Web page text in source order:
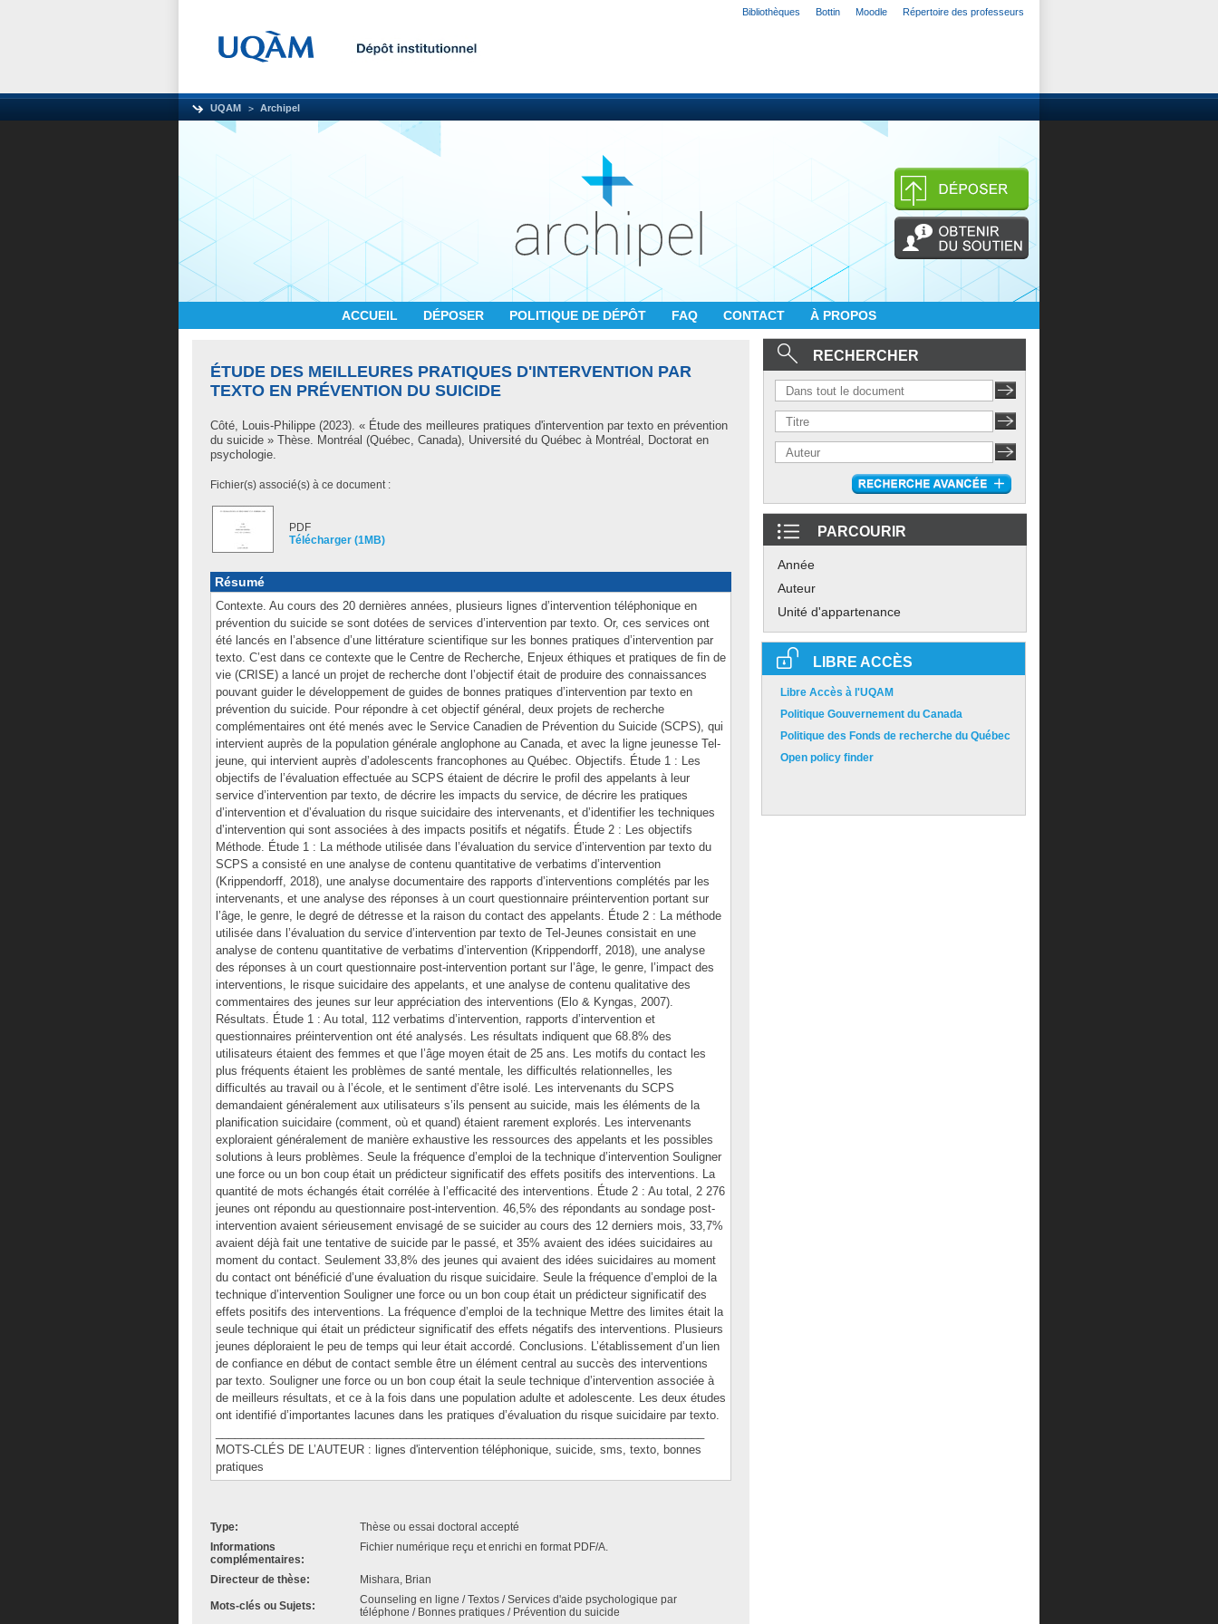
Bibliothèques Bottin Moodle Répertoire des professeurs
UQAM Archipel
ACCUEIL DÉPOSER POLITIQUE DE DÉPÔT FAQ CONTACT À PROPOS
ÉTUDE DES MEILLEURES PRATIQUES D'INTERVENTION PAR
TEXTO EN PRÉVENTION DU SUICIDE
Côté, Louis-Philippe (2023). « Étude des meilleures pratiques d'intervention par texto en prévention
du suicide » Thèse. Montréal (Québec, Canada), Université du Québec à Montréal, Doctorat en
psychologie.
Fichier(s) associé(s) à ce document :
PDF
Télécharger (1MB)
Résumé
Contexte. Au cours des 20 dernières années, plusieurs lignes d’intervention téléphonique en
prévention du suicide se sont dotées de services d’intervention par texto. Or, ces services ont
été lancés en l’absence d’une littérature scientifique sur les bonnes pratiques d’intervention par
texto. C’est dans ce contexte que le Centre de Recherche, Enjeux éthiques et pratiques de fin de
vie (CRISE) a lancé un projet de recherche dont l’objectif était de produire des connaissances
pouvant guider le développement de guides de bonnes pratiques d’intervention par texto en
prévention du suicide. Pour répondre à cet objectif général, deux projets de recherche
complémentaires ont été menés avec le Service Canadien de Prévention du Suicide (SCPS), qui
intervient auprès de la population générale anglophone au Canada, et avec la ligne jeunesse Tel-
jeune, qui intervient auprès d’adolescents francophones au Québec. Objectifs. Étude 1 : Les
objectifs de l’évaluation effectuée au SCPS étaient de décrire le profil des appelants à leur
service d’intervention par texto, de décrire les impacts du service, de décrire les pratiques
d’intervention et d’évaluation du risque suicidaire des intervenants, et d’identifier les techniques
d’intervention qui sont associées à des impacts positifs et négatifs. Étude 2 : Les objectifs
Méthode. Étude 1 : La méthode utilisée dans l’évaluation du service d’intervention par texto du
SCPS a consisté en une analyse de contenu quantitative de verbatims d’intervention
(Krippendorff, 2018), une analyse documentaire des rapports d’interventions complétés par les
intervenants, et une analyse des réponses à un court questionnaire préintervention portant sur
l’âge, le genre, le degré de détresse et la raison du contact des appelants. Étude 2 : La méthode
utilisée dans l’évaluation du service d’intervention par texto de Tel-Jeunes consistait en une
analyse de contenu quantitative de verbatims d’intervention (Krippendorff, 2018), une analyse
des réponses à un court questionnaire post-intervention portant sur l’âge, le genre, l’impact des
interventions, le risque suicidaire des appelants, et une analyse de contenu qualitative des
commentaires des jeunes sur leur appréciation des interventions (Elo & Kyngas, 2007).
Résultats. Étude 1 : Au total, 112 verbatims d’intervention, rapports d’intervention et
questionnaires préintervention ont été analysés. Les résultats indiquent que 68.8% des
utilisateurs étaient des femmes et que l’âge moyen était de 25 ans. Les motifs du contact les
plus fréquents étaient les problèmes de santé mentale, les difficultés relationnelles, les
difficultés au travail ou à l’école, et le sentiment d’être isolé. Les intervenants du SCPS
demandaient généralement aux utilisateurs s’ils pensent au suicide, mais les éléments de la
planification suicidaire (comment, où et quand) étaient rarement explorés. Les intervenants
exploraient généralement de manière exhaustive les ressources des appelants et les possibles
solutions à leurs problèmes. Seule la fréquence d’emploi de la technique d’intervention Souligner
une force ou un bon coup était un prédicteur significatif des effets positifs des interventions. La
quantité de mots échangés était corrélée à l’efficacité des interventions. Étude 2 : Au total, 2 276
jeunes ont répondu au questionnaire post-intervention. 46,5% des répondants au sondage post-
intervention avaient sérieusement envisagé de se suicider au cours des 12 derniers mois, 33,7%
avaient déjà fait une tentative de suicide par le passé, et 35% avaient des idées suicidaires au
moment du contact. Seulement 33,8% des jeunes qui avaient des idées suicidaires au moment
du contact ont bénéficié d’une évaluation du risque suicidaire. Seule la fréquence d’emploi de la
technique d’intervention Souligner une force ou un bon coup était un prédicteur significatif des
effets positifs des interventions. La fréquence d’emploi de la technique Mettre des limites était la
seule technique qui était un prédicteur significatif des effets négatifs des interventions. Plusieurs
jeunes déploraient le peu de temps qui leur était accordé. Conclusions. L’établissement d’un lien
de confiance en début de contact semble être un élément central au succès des interventions
par texto. Souligner une force ou un bon coup était la seule technique d’intervention associée à
de meilleurs résultats, et ce à la fois dans une population adulte et adolescente. Les deux études
ont identifié d’importantes lacunes dans les pratiques d’évaluation du risque suicidaire par texto.
MOTS-CLÉS DE L’AUTEUR : lignes d'intervention téléphonique, suicide, sms, texto, bonnes
pratiques
Type:
Thèse ou essai doctoral accepté
Informations
complémentaires:
Fichier numérique reçu et enrichi en format PDF/A.
Directeur de thèse: Mishara, Brian
Mots-clés ou Sujets:
Counseling en ligne / Textos / Services d'aide psychologique par
téléphone / Bonnes pratiques / Prévention du suicide
RECHERCHER
PARCOURIR
Année
Auteur
Unité d'appartenance
LIBRE ACCÈS
Libre Accès à l'UQAM
Politique Gouvernement du Canada
Politique des Fonds de recherche du Québec
Open policy finder